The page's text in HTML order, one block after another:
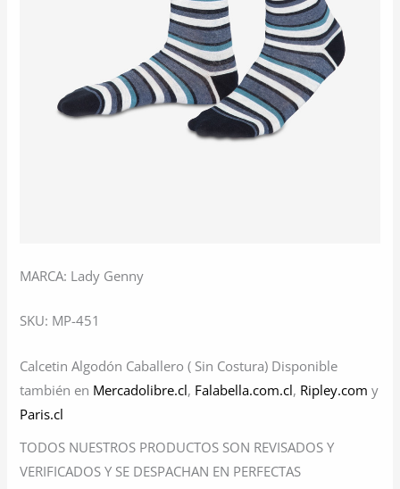
MARCA: Lady Genny
SKU: MP-451
Calcetin Algodón Caballero ( Sin Costura) Disponible
también en Mercadolibre.cl, Falabella.com.cl, Ripley.com y
Paris.cl
TODOS NUESTROS PRODUCTOS SON REVISADOS Y
VERIFICADOS Y SE DESPACHAN EN PERFECTAS